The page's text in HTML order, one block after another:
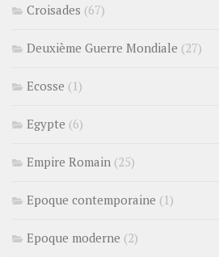
Croisades (67)
Deuxième Guerre Mondiale (27)
Ecosse (1)
Egypte (6)
Empire Romain (25)
Epoque contemporaine (1)
Epoque moderne (2)